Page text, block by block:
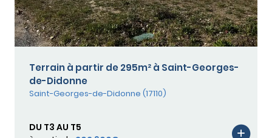
Terrain à partir de 295m² à Saint-Georges-
de-Didonne
Saint-Georges-de-Didonne (17110)
DU T3 AU T5